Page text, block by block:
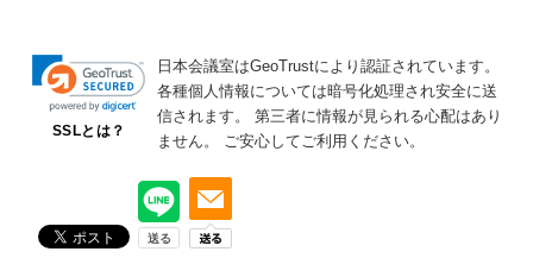
SSLとは？
日本会議室はGeoTrustにより認証されています。
各種個人情報については暗号化処理され安全に送
信されます。
第三者に情報が見られる心配はあり
ません。
ご安心してご利用ください。